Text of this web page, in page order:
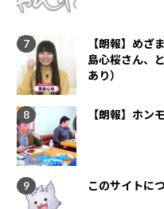
【朗報】めざ
島心桜さん、
あり）
【朗報】ホン
このサイトに